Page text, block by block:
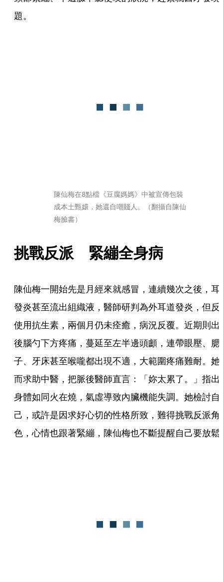
題。
陳仙梅在8點檔《豆腐媽媽》中被宣傳包裝
成本土甄嬛，她還自嘲賤人。（翻攝自陳仙
梅臉書）
挑戰反派　緊繃全身病
陳仙梅一開始先是月經來就感冒，連續幾次之後，耳
發炎甚至流出組織液，醫師研判為外耳道發炎，但反
使用抗生素，兩個月仍未痊癒，病況反覆。近期則出
後腦勺下方疼痛，蔓延至左半邊頭顱，連帶眼壓、腮
子、牙床甚至喉嚨都出現不適，大範圍疼痛難耐。她
而求助中醫，把脈後醫師直言：「妳太累了。」指出
身體如同火在燒，氣虛導致內臟機能失調。她檢討自
己，或許是因求好心切的性格所致，難得挑戰反派角
色，心情也跟著緊繃，陳仙梅也不斷提醒自己要放鬆